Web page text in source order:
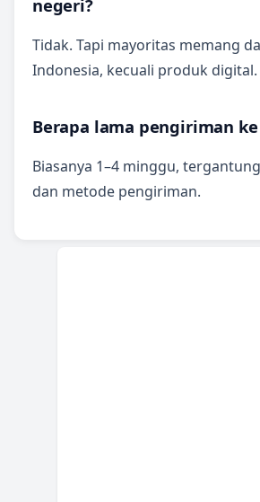
negeri?
Tidak. Tapi mayoritas memang
Indonesia, kecuali produk digital.
Berapa lama pengiriman
Biasanya 1–4 minggu,
dan metode pengiriman.